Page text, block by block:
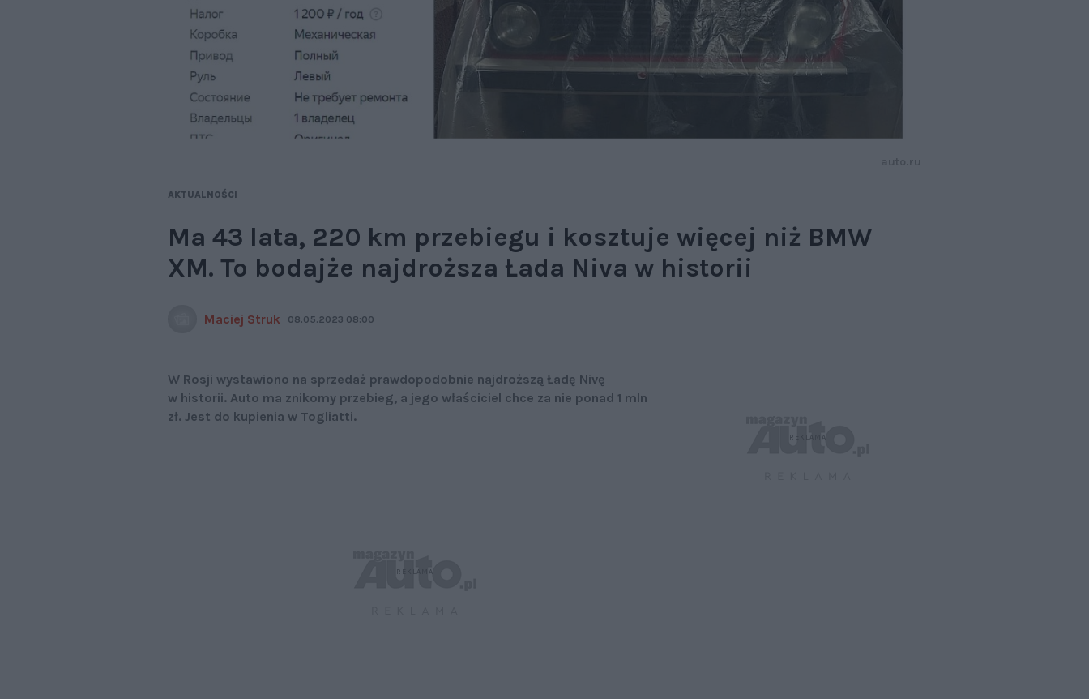
AKTUALNOŚCI
Ma 43 lata, 220 km przebiegu i kosztuje więcej niż BMW
XM. To bodajże najdroższa Łada Niva w historii
Maciej Struk 08.05.2023 08:00
W Rosji wystawiono na sprzedaż prawdopodobnie najdroższą Ładę Nivę
w historii. Auto ma znikomy przebieg, a jego właściciel chce za nie ponad 1 mln
zł. Jest do kupienia w Togliatti.